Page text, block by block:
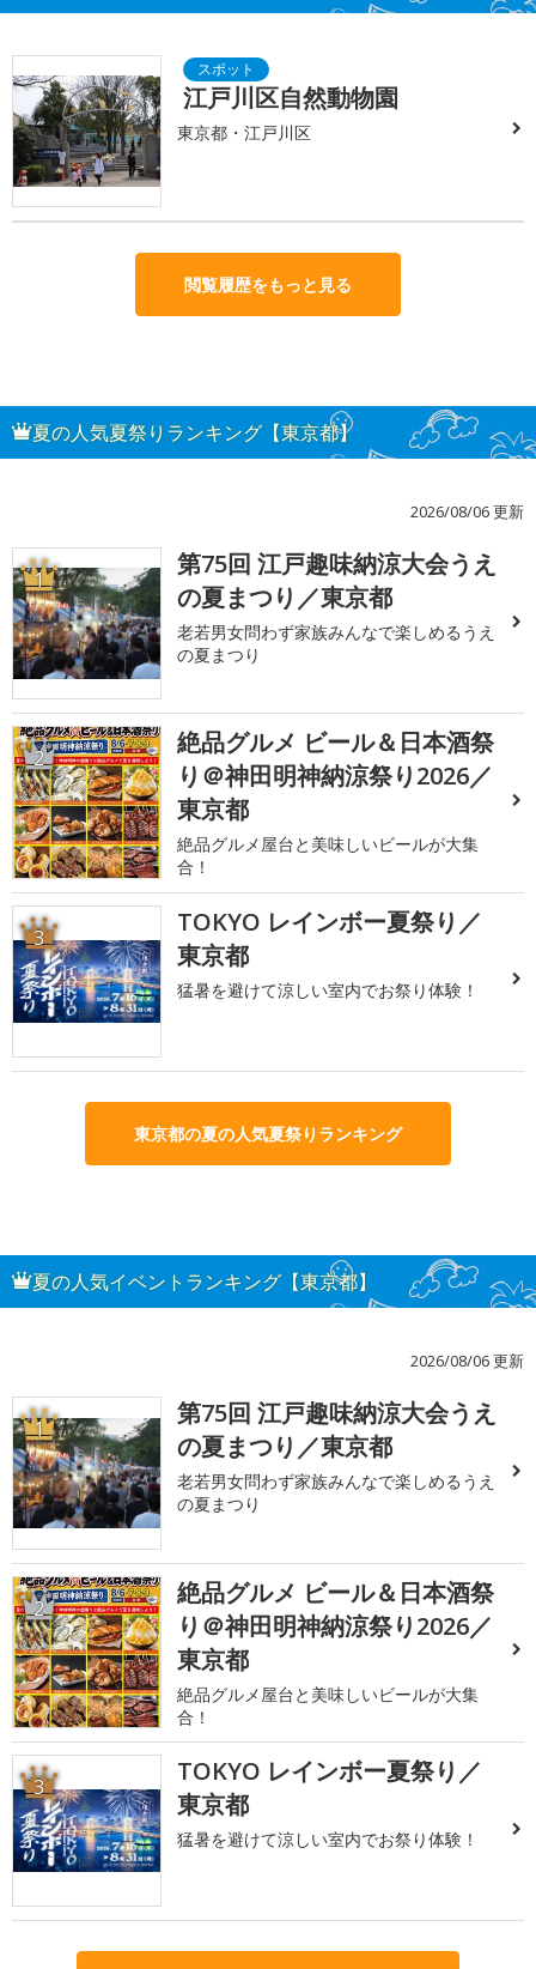
江戸川区自然動物園
東京都・江戸川区
閲覧履歴をもっと見る
夏の人気夏祭りランキング【東京都】
2026/08/06 更新
1
第75回 江戸趣味納涼大会うえ
の夏まつり／東京都
老若男女問わず家族みんなで楽しめるうえ
の夏まつり
2
絶品グルメ ビール＆日本酒祭
り＠神田明神納涼祭り2026／
東京都
絶品グルメ屋台と美味しいビールが大集
合！
3
TOKYO レインボー夏祭り／
東京都
猛暑を避けて涼しい室内でお祭り体験！
東京都の夏の人気夏祭りランキング
夏の人気イベントランキング【東京都】
2026/08/06 更新
1
第75回 江戸趣味納涼大会うえ
の夏まつり／東京都
老若男女問わず家族みんなで楽しめるうえ
の夏まつり
2
絶品グルメ ビール＆日本酒祭
り＠神田明神納涼祭り2026／
東京都
絶品グルメ屋台と美味しいビールが大集
合！
3
TOKYO レインボー夏祭り／
東京都
猛暑を避けて涼しい室内でお祭り体験！